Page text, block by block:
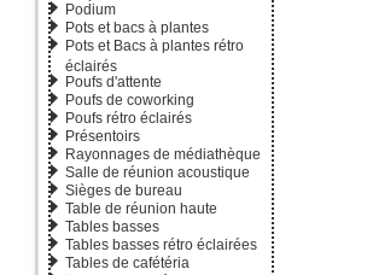
Podium
Pots et bacs à plantes
Pots et Bacs à plantes rétro
éclairés
Poufs d'attente
Poufs de coworking
Poufs rétro éclairés
Présentoirs
Rayonnages de médiathèque
Salle de réunion acoustique
Sièges de bureau
Table de réunion haute
Tables basses
Tables basses rétro éclairées
Tables de cafétéria